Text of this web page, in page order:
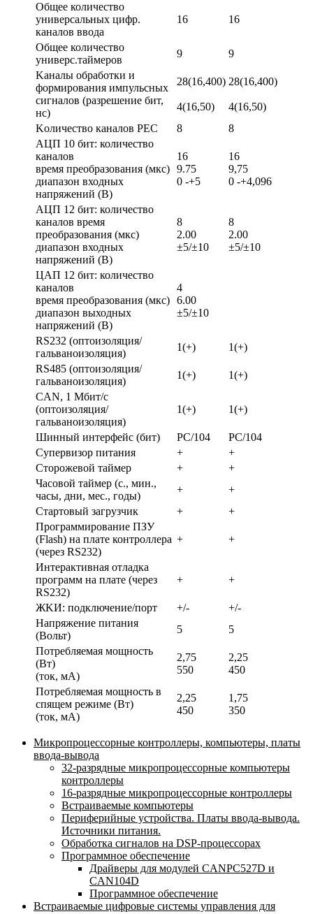
Общее количество
универсальных цифр.
каналов ввода
16 16
Общее количество
универс.таймеров
9
9
Kаналы обработки и
формирования импульсных
сигналов (разрешение бит,
нс)
28(16,400)
4(16,50)
28(16,400)
4(16,50)
Kоличество каналов PEC
8
8
АЦП 10 бит: количество
каналов
время преобразования (мкc)
диапазон входных
напряжений (В)
16
9.75
0 -+5
16
9,75
0 -+4,096
АЦП 12 бит: количество
каналов время
преобразования (мкc)
диапазон входных
напряжений (В)
8
2.00
±5/±10
8
2.00
±5/±10
ЦАП 12 бит: количество
каналов
время преобразования (мкc)
диапазон выходных
напряжений (В)
4
6.00
±5/±10
RS232 (оптоизоляция/
гальваноизоляция)
1(+)
1(+)
RS485 (оптоизоляция/
гальваноизоляция)
1(+)
1(+)
CAN, 1 Мбит/с
(оптоизоляция/
гальваноизоляция)
1(+) 1(+)
Шинный интерфейс (бит) PC/104
PC/104
Супервизор питания
+
+
Сторожевой таймер
+
+
Часовой таймер (с., мин.,
часы, дни, мес., годы)
+
+
Стартовый загрузчик
+
+
Программирование ПЗУ
(Flash) на плате контроллера
(через RS232)
+ +
Интерактивная отладка
программ на плате (через
RS232)
+ +
ЖKИ: подключение/порт +/-
+/-
Напряжение питания
(Вольт)
5
5
Потребляемая мощность
(Вт)
(ток, мА)
2,75
550
2,25
450
Потребляемая мощность в
спящем режиме (Вт)
(ток, мА)
2,25
450
1,75
350
Микропроцессорные контроллеры, компьютеры, платы
ввода-вывода
32-разрядные микропроцессорные компьютеры
контроллеры
16-разрядные микропроцессорные контроллеры
Встраиваемые компьютеры
Периферийные устройства. Платы ввода-вывода.
Источники питания.
Обработка сигналов на DSP-процессорах
Программное обеспечение
Драйверы для модулей CANPC527D и
CAN104D
Программное обеспечение
Встраиваемые цифровые системы управления для